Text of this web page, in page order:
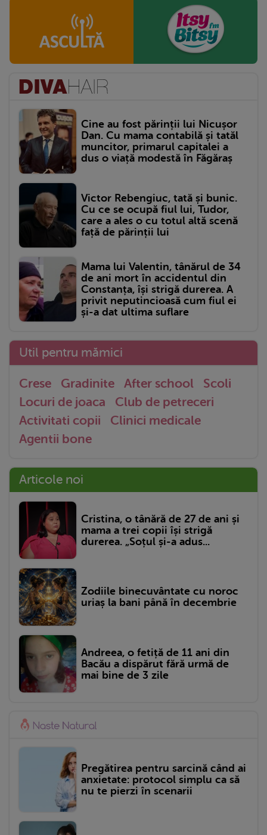
Cine au fost părinții lui Nicușor
Dan. Cu mama contabilă și tatăl
muncitor, primarul capitalei a
dus o viață modestă în Făgăraș
Victor Rebengiuc, tată și bunic.
Cu ce se ocupă fiul lui, Tudor,
care a ales o cu totul altă scenă
față de părinții lui
Mama lui Valentin, tânărul de 34
de ani mort în accidentul din
Constanța, își strigă durerea. A
privit neputincioasă cum fiul ei
și-a dat ultima suflare
Util pentru mămici
Crese Gradinite After school
Scoli
Locuri de joaca
Club de petreceri
Activitati copii
Clinici medicale
Agentii bone
Articole noi
Cristina, o tânără de 27 de ani și
mama a trei copii își strigă
durerea. „Soțul și-a adus...
Zodiile binecuvântate cu noroc
uriaș la bani până în decembrie
Andreea, o fetiță de 11 ani din
Bacău a dispărut fără urmă de
mai bine de 3 zile
Pregătirea pentru sarcină când ai
anxietate: protocol simplu ca să
nu te pierzi în scenarii